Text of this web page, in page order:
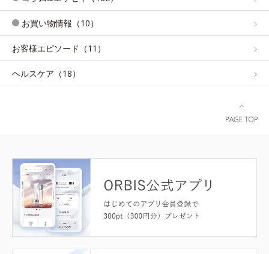
お買い物情報（10）
お客様エピソード（11）
ヘルスケア（18）